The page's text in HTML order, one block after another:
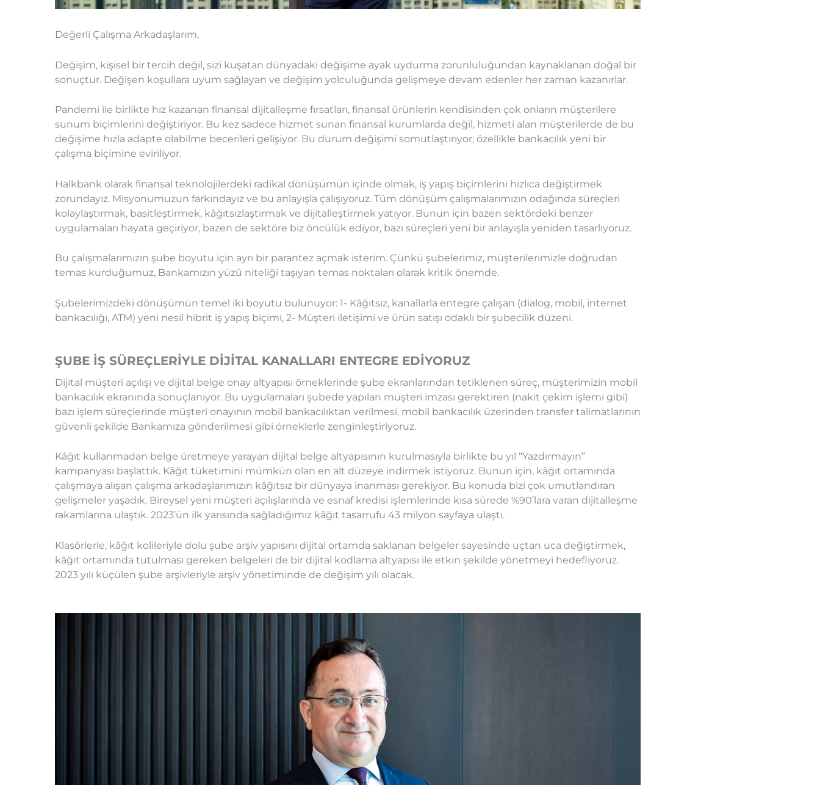
Değerli Çalışma Arkadaşlarım,
Değişim, kişisel bir tercih değil, sizi kuşatan dünyadaki değişime ayak uydurma zorunluluğundan kaynaklanan doğal bir
sonuçtur. Değişen koşullara uyum sağlayan ve değişim yolculuğunda gelişmeye devam edenler her zaman kazanırlar.
Pandemi ile birlikte hız kazanan finansal dijitalleşme fırsatları, finansal ürünlerin kendisinden çok onların müşterilere
sunum biçimlerini değiştiriyor. Bu kez sadece hizmet sunan finansal kurumlarda değil, hizmeti alan müşterilerde de bu
değişime hızla adapte olabilme becerileri gelişiyor. Bu durum değişimi somutlaştırıyor; özellikle bankacılık yeni bir
çalışma biçimine eviriliyor.
Halkbank olarak finansal teknolojilerdeki radikal dönüşümün içinde olmak, iş yapış biçimlerini hızlıca değiştirmek
zorundayız. Misyonumuzun farkındayız ve bu anlayışla çalışıyoruz. Tüm dönüşüm çalışmalarımızın odağında süreçleri
kolaylaştırmak, basitleştirmek, kâğıtsızlaştırmak ve dijitalleştirmek yatıyor. Bunun için bazen sektördeki benzer
uygulamaları hayata geçiriyor, bazen de sektöre biz öncülük ediyor, bazı süreçleri yeni bir anlayışla yeniden tasarlıyoruz.
Bu çalışmalarımızın şube boyutu için ayrı bir parantez açmak isterim. Çünkü şubelerimiz, müşterilerimizle doğrudan
temas kurduğumuz, Bankamızın yüzü niteliği taşıyan temas noktaları olarak kritik önemde.
Şubelerimizdeki dönüşümün temel iki boyutu bulunuyor: 1- Kâğıtsız, kanallarla entegre çalışan (dialog, mobil, internet
bankacılığı, ATM) yeni nesil hibrit iş yapış biçimi, 2- Müşteri iletişimi ve ürün satışı odaklı bir şubecilik düzeni.
ŞUBE İŞ SÜREÇLERİYLE DİJİTAL KANALLARI ENTEGRE EDİYORUZ
Dijital müşteri açılışı ve dijital belge onay altyapısı örneklerinde şube ekranlarından tetiklenen süreç, müşterimizin mobil
bankacılık ekranında sonuçlanıyor. Bu uygulamaları şubede yapılan müşteri imzası gerektiren (nakit çekim işlemi gibi)
bazı işlem süreçlerinde müşteri onayının mobil bankacılıktan verilmesi, mobil bankacılık üzerinden transfer talimatlarının
güvenli şekilde Bankamıza gönderilmesi gibi örneklerle zenginleştiriyoruz.
Kâğıt kullanmadan belge üretmeye yarayan dijital belge altyapısının kurulmasıyla birlikte bu yıl “Yazdırmayın”
kampanyası başlattık. Kâğıt tüketimini mümkün olan en alt düzeye indirmek istiyoruz. Bunun için, kâğıt ortamında
çalışmaya alışan çalışma arkadaşlarımızın kâğıtsız bir dünyaya inanması gerekiyor. Bu konuda bizi çok umutlandıran
gelişmeler yaşadık. Bireysel yeni müşteri açılışlarında ve esnaf kredisi işlemlerinde kısa sürede %90’lara varan dijitalleşme
rakamlarına ulaştık. 2023’ün ilk yarısında sağladığımız kâğıt tasarrufu 43 milyon sayfaya ulaştı.
Klasörlerle, kâğıt kolileriyle dolu şube arşiv yapısını dijital ortamda saklanan belgeler sayesinde uçtan uca değiştirmek,
kâğıt ortamında tutulması gereken belgeleri de bir dijital kodlama altyapısı ile etkin şekilde yönetmeyi hedefliyoruz.
2023 yılı küçülen şube arşivleriyle arşiv yönetiminde de değişim yılı olacak.